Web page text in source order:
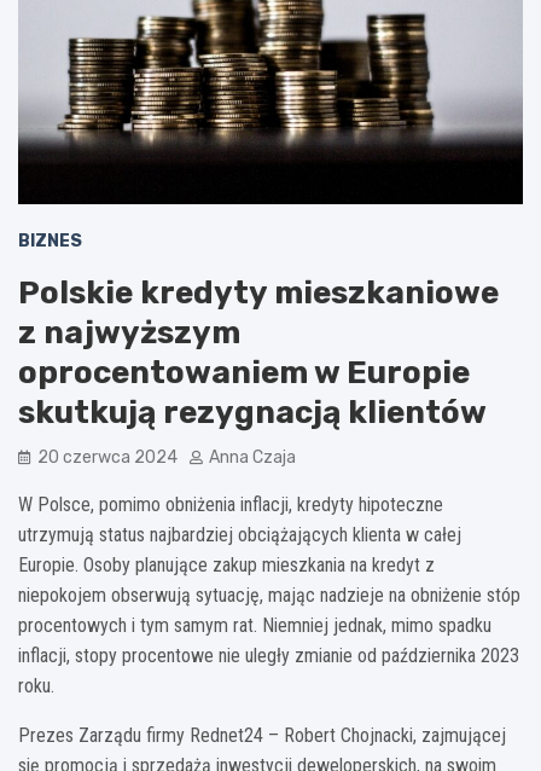
BIZNES
Polskie kredyty mieszkaniowe
z najwyższym
oprocentowaniem w Europie
skutkują rezygnacją klientów
20 czerwca 2024 Anna Czaja
W Polsce, pomimo obniżenia inflacji, kredyty hipoteczne
utrzymują status najbardziej obciążających klienta w całej
Europie. Osoby planujące zakup mieszkania na kredyt z
niepokojem obserwują sytuację, mając nadzieje na obniżenie stóp
procentowych i tym samym rat. Niemniej jednak, mimo spadku
inflacji, stopy procentowe nie uległy zmianie od października 2023
roku.
Prezes Zarządu firmy Rednet24 – Robert Chojnacki, zajmującej
się promocją i sprzedażą inwestycji deweloperskich, na swoim